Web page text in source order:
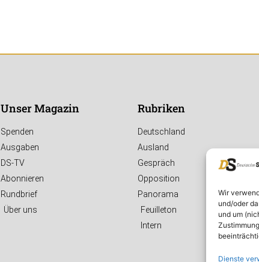
Wir
und/oder
und um
Dienste
Unser Magazin
Spenden
Ausgaben
DS-TV
Abonnieren
Rundbrief
Über uns
Rubriken
Deutschland
Ausland
Gespräch
Opposition
Panorama
Feuilleton
Intern